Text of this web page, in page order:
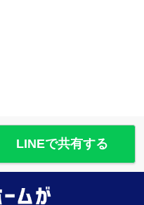
LINEで共有する